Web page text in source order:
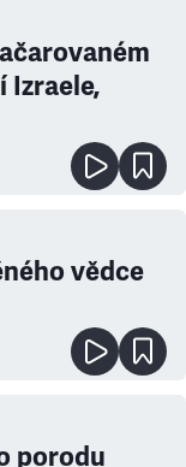
Izraele,
vědce
porodu